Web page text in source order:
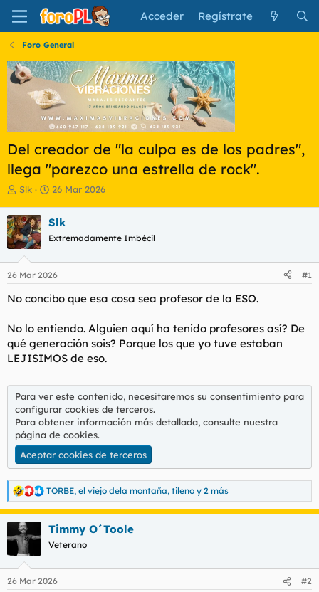
Acceder Regístrate
Foro General
Del creador de "la culpa es de los padres",
llega "parezco una estrella de rock".
I
i
c
i
a
d
o
d
l
t
e
Slk
F
h
a
e
i
i
i
o
26 Mar 2026
Slk
Extremadamente Imbécil
26 Mar 2026 #1
No concibo que esa cosa sea profesor de la ESO.
No lo entiendo. Alguien aquí ha tenido profesores así? De
qué generación sois? Porque los que yo tuve estaban
LEJISIMOS de eso.
Para ver este contenido, necesitaremos su consentimiento para
configurar cookies de terceros.
Para obtener información más detallada, consulte nuestra
página de cookies.
Aceptar cookies de terceros
R
e
a
c
e
TORBE, el viejo dela montaña, tileno y 2 más
Timmy O´Toole
Veterano
26 Mar 2026 #2